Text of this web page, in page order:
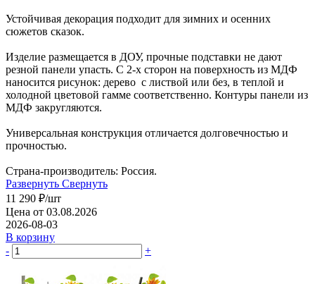
Устойчивая декорация подходит для зимних и осенних
сюжетов сказок.
Изделие размещается в ДОУ, прочные подставки не дают
резной панели упасть. С 2-х сторон на поверхность из МДФ
наносится рисунок: дерево с листвой или без, в теплой и
холодной цветовой гамме соответственно. Контуры панели из
МДФ закругляются.
Универсальная конструкция отличается долговечностью и
прочностью.
Страна-производитель: Россия.
Развернуть Свернуть
11 290 ₽/шт
Цена от 03.08.2026
2026-08-03
В корзину
-
+